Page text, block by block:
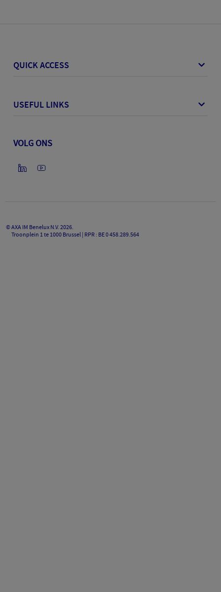
QUICK ACCESS
USEFUL LINKS
VOLG ONS
©AXA IM Benelux N.V.2026.
Troonplein 1 te 1000 Brussel | RPR : BE 0 458.289.564